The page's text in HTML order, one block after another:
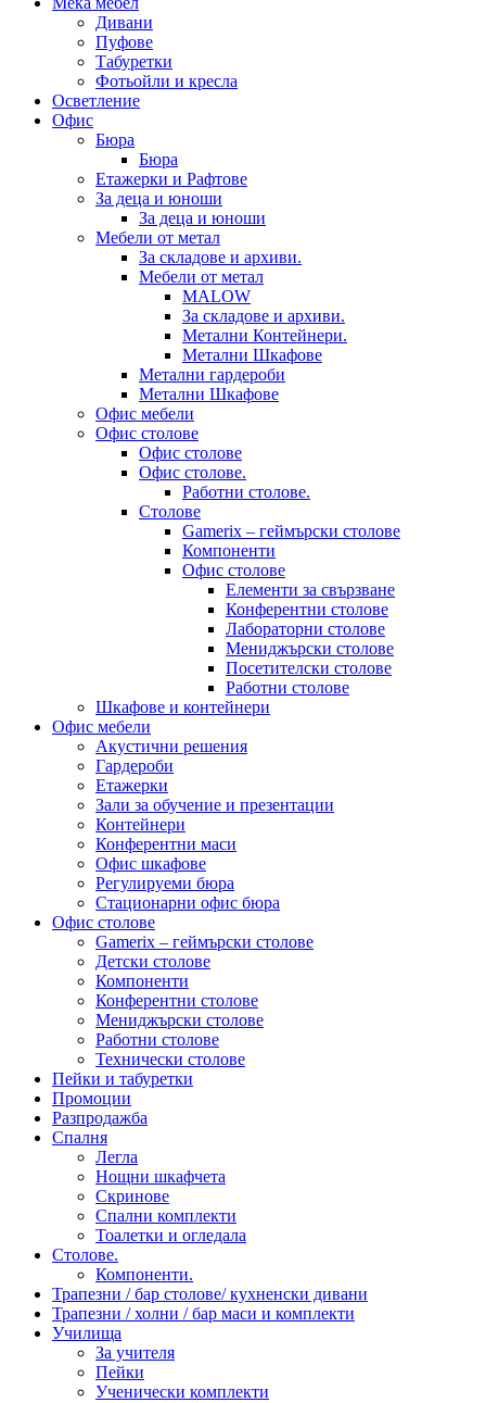
Дивани
Пуфове
Табуретки
Фотьойли и кресла
Осветление
Офис
Бюра
Бюра
Етажерки и Рафтове
За деца и юноши
За деца и юноши
Мебели от метал
За складове и архиви.
Мебели от метал
MALOW
За складове и архиви.
Метални Контейнери.
Метални Шкафове
Метални гардероби
Метални Шкафове
Офис мебели
Офис столове
Офис столове
Офис столове.
Работни столове.
Столове
Gamerix – геймърски столове
Компоненти
Офис столове
Елементи за свързване
Конферентни столове
Лабораторни столове
Мениджърски столове
Посетителски столове
Работни столове
Шкафове и контейнери
Офис мебели
Акустични решения
Гардероби
Етажерки
Зали за обучение и презентации
Контейнери
Конферентни маси
Офис шкафове
Регулируеми бюра
Стационарни офис бюра
Офис столове
Gamerix – геймърски столове
Детски столове
Компоненти
Конферентни столове
Мениджърски столове
Работни столове
Технически столове
Пейки и табуретки
Промоции
Разпродажба
Спалня
Легла
Нощни шкафчета
Скринове
Спални комплекти
Тоалетки и огледала
Столове.
Компоненти.
Трапезни / бар столове/ кухненски дивани
Трапезни / холни / бар маси и комплекти
Училища
За учителя
Пейки
Ученически комплекти